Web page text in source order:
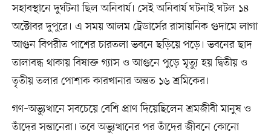
সহাবস্থানে দুর্ঘটনা ছিল অনিবার্য। সেই অনিবার্য ঘটনাই ঘটল ১৪
অক্টোবর দুপুরে। এ সময় আলম ট্রেডার্সের রাসায়নিক গুদামে লাগা
আগুন বিপরীত পাশের চারতলা ভবনে ছড়িয়ে পড়ে। ভবনের ছাদ
তালাবদ্ধ থাকায় বিষাক্ত গ্যাস ও আগুনে পুড়ে মৃত্যু হয় দ্বিতীয় ও
তৃতীয় তলার পোশাক কারখানার অন্তত ১৬ শ্রমিকের।
গণ–অভ্যুত্থানে সবচেয়ে বেশি প্রাণ দিয়েছিলেন শ্রমজীবী মানুষ ও
তাঁদের সন্তানেরা। তবে অভ্যুত্থানের পর তাঁদের জীবনে কোনো